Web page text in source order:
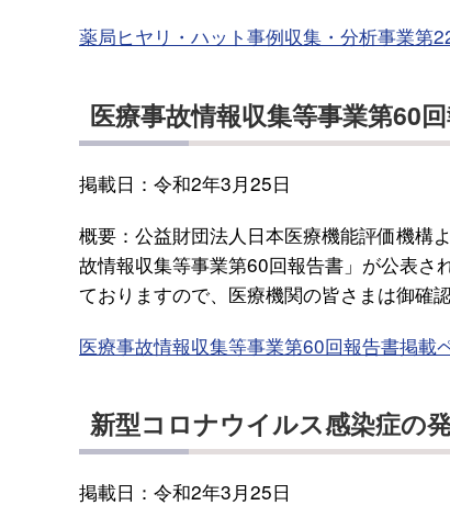
薬局ヒヤリ・ハット事例収集・分析事業第
医療事故情報収集等事業第60
掲載日：令和2年3月25日
概要：公益財団法人日本医療機能評価機構
故情報収集等事業第60回報告書」が公表さ
ておりますので、医療機関の皆さまは御確認
医療事故情報収集等事業第60回報告書掲載
新型コロナウイルス感染症の
掲載日：令和2年3月25日